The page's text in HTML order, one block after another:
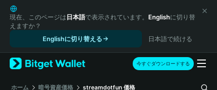
English
日本語
Tiếng Việt
Español (Latinoamérica)
Türkçe
Français
現在、このページは日本語で表示されています。 Englishに切り替
えますか？
Englishに切り替える
日本語で続ける
今すぐダウンロードする
ホーム 暗号資産価格 streamdotfun 価格